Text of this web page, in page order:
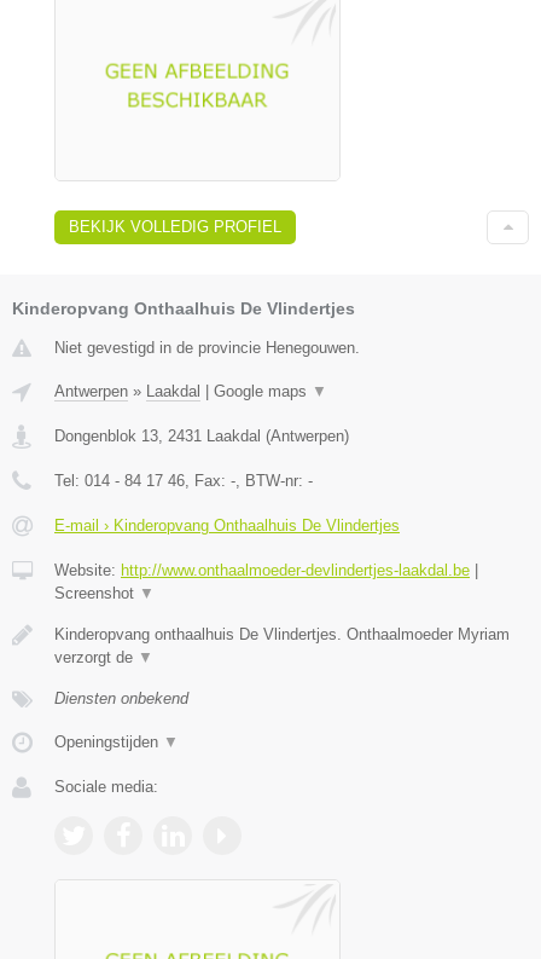
BEKIJK VOLLEDIG PROFIEL
Kinderopvang Onthaalhuis De Vlindertjes
Niet gevestigd in de provincie Henegouwen.
Antwerpen » Laakdal | Google maps ▼
Dongenblok 13 2431 Laakdal (Antwerpen)
Tel: 014 - 84 17 46 , Fax: - , BTW-nr: -
E-mail › Kinderopvang Onthaalhuis De Vlindertjes
Website: http://www.onthaalmoeder-devlindertjes-laakdal.be |
Screenshot ▼
Kinderopvang onthaalhuis De Vlindertjes. Onthaalmoeder Myriam
verzorgt de ▼
Diensten onbekend
Openingstijden ▼
Sociale media: